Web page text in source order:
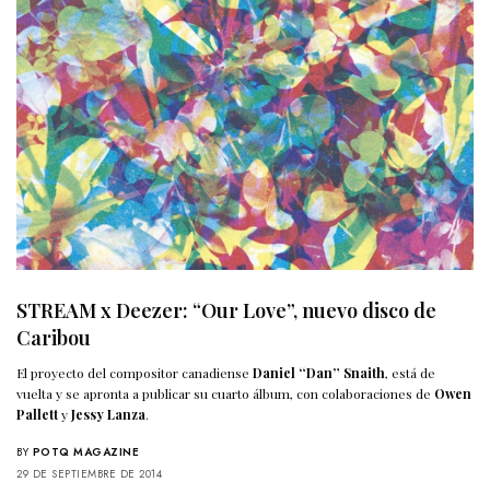
STREAM x Deezer: “Our Love”, nuevo disco de
Caribou
El proyecto del compositor canadienseDaniel “Dan” Snaith, está de
vuelta y se apronta a publicar su cuarto álbum, con colaboraciones de Owen
PallettyJessy Lanza.
BY POTQ MAGAZINE
29 DE SEPTIEMBRE DE 2014